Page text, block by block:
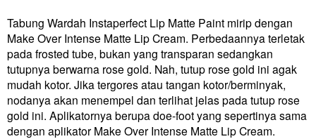
Tabung Wardah Instaperfect Lip Matte Paint mirip dengan
Make Over Intense Matte Lip Cream. Perbedaannya terletak
pada frosted tube, bukan yang transparan sedangkan
tutupnya berwarna rose gold. Nah, tutup rose gold ini agak
mudah kotor. Jika tergores atau tangan kotor/berminyak,
nodanya akan menempel dan terlihat jelas pada tutup rose
gold ini. Aplikatornya berupa doe-foot yang sepertinya sama
dengan aplikator Make Over Intense Matte Lip Cream.